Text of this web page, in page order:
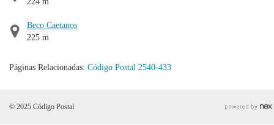
Beco Caetanos
225 m
Páginas Relacionadas: Código Postal 2540-433
© 2025 Código Postal